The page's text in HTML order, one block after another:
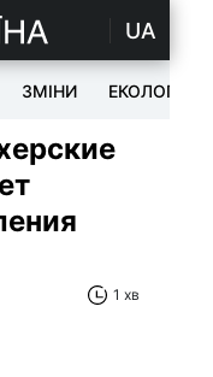
UA
ЗМІНИ ЕКОЛОГІЯ
1 хв